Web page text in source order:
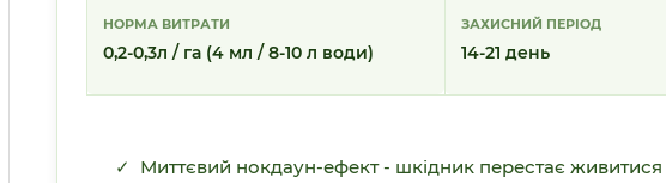
НОРМА ВИТРАТИ
0,2-0,3л / га (4 мл / 8-10 л води)
ЗАХИСНИЙ ПЕРІОД
14-21 день
✓ Миттєвий нокдаун-ефект - шкідник перестає живитися